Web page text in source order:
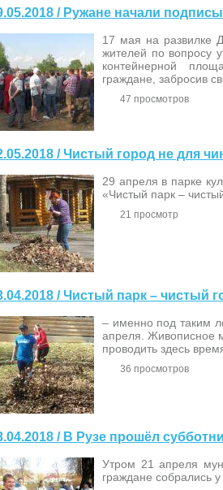
/ Ружане начали
17 мая на развилке
жителей по вопросу
контейнерной
граждане, забросив
47 просмотров
/ Чистый город не для
29 апреля в парке
«Чистый парк –
21 просмотр
/ Чистый парк – чистый
– именно под таким
апреля. Живописное
проводить здесь
36 просмотров
/ В Рузе прошёл
Утром 21 апреля
граждане собрались